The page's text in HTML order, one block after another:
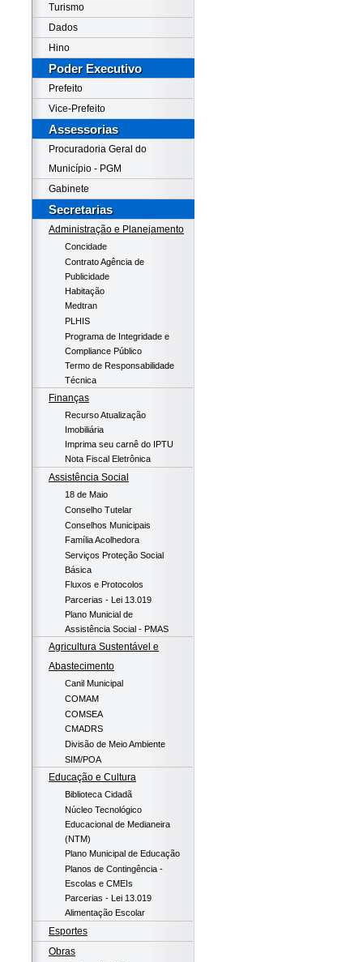
Turismo
Dados
Hino
Poder Executivo
Prefeito
Vice-Prefeito
Assessorias
Procuradoria Geral do
Município - PGM
Gabinete
Secretarias
Administração e Planejamento
Concidade
Contrato Agência de
Publicidade
Habitação
Medtran
PLHIS
Programa de Integridade e
Compliance Público
Termo de Responsabilidade
Técnica
Finanças
Recurso Atualização
Imobiliária
Imprima seu carnê do IPTU
Nota Fiscal Eletrônica
Assistência Social
18 de Maio
Conselho Tutelar
Conselhos Municipais
Família Acolhedora
Serviços Proteção Social
Básica
Fluxos e Protocolos
Parcerias - Lei 13.019
Plano Municial de
Assistência Social - PMAS
Agricultura Sustentável e
Abastecimento
Canil Municipal
COMAM
COMSEA
CMADRS
Divisão de Meio Ambiente
SIM/POA
Educação e Cultura
Biblioteca Cidadã
Núcleo Tecnológico
Educacional de Medianeira
(NTM)
Plano Municipal de Educação
Planos de Contingência -
Escolas e CMEIs
Parcerias - Lei 13.019
Alimentação Escolar
Esportes
Obras